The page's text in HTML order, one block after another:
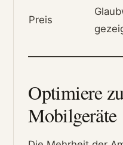
Preis
Optimiere
Mobilgeräte